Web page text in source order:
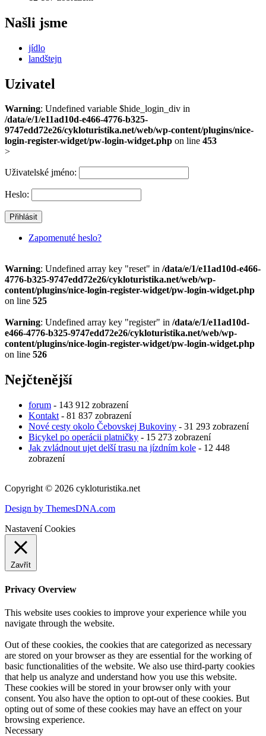
Našli jsme
jídlo
landštejn
Uzivatel
Warning: Undefined variable $hide_login_div in
/data/e/1/e11ad10d-e466-4776-b325-
9747edd72e26/cykloturistika.net/web/wp-content/plugins/nice-
login-register-widget/pw-login-widget.php on line 453
>
Uživatelské jméno:
Heslo:
Zapomenuté heslo?
Warning: Undefined array key "reset" in /data/e/1/e11ad10d-e466-
4776-b325-9747edd72e26/cykloturistika.net/web/wp-
content/plugins/nice-login-register-widget/pw-login-widget.php
on line 525
Warning: Undefined array key "register" in /data/e/1/e11ad10d-
e466-4776-b325-9747edd72e26/cykloturistika.net/web/wp-
content/plugins/nice-login-register-widget/pw-login-widget.php
on line 526
Nejčtenější
forum - 143 912 zobrazení
Kontakt - 81 837 zobrazení
Nové cesty okolo Čebovskej Bukoviny - 31 293 zobrazení
Bicykel po operácii platničky - 15 273 zobrazení
Jak zvládnout ujet delší trasu na jízdním kole - 12 448
zobrazení
Copyright © 2026 cykloturistika.net
Design by ThemesDNA.com
Nastavení Cookies
Zavřít
Privacy Overview
This website uses cookies to improve your experience while you
navigate through the website.
Out of these cookies, the cookies that are categorized as necessary
are stored on your browser as they are essential for the working of
basic functionalities of the website. We also use third-party cookies
that help us analyze and understand how you use this website.
These cookies will be stored in your browser only with your
consent. You also have the option to opt-out of these cookies. But
opting out of some of these cookies may have an effect on your
browsing experience.
Necessary